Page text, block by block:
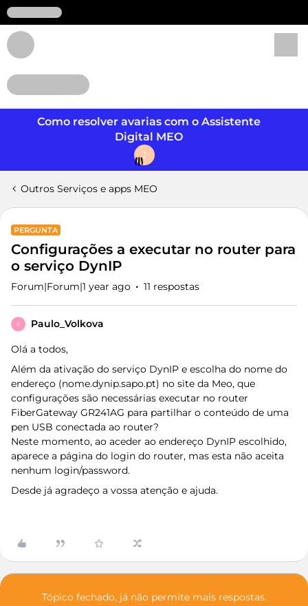
Como resolver avarias com o Assistente
Digital MEO
J
Outros Serviços e apps MEO
PERGUNTA
Configurações a executar no router para
o serviço DynIP
Forum|Forum|1 year ago 11 respostas
P Paulo_Volkova
Olá a todos,
Além da ativação do serviço DynIP e escolha do nome do
endereço (nome.dynip.sapo.pt) no site da Meo, que
configurações são necessárias executar no router
FiberGateway GR241AG para partilhar o conteúdo de uma
pen USB conectada ao router?
Neste momento, ao aceder ao endereço DynIP escolhido,
aparece a página do login do router, mas esta não aceita
nenhum login/password.
Desde já agradeço a vossa atenção e ajuda.
Tópico fechado, já não permite mais respostas.